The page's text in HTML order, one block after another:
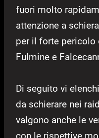
fuori molto
attenzione a
per il forte pericolo
Fulmine e
Di seguito vi
da schierare nei
valgono anche le
con le rispettive